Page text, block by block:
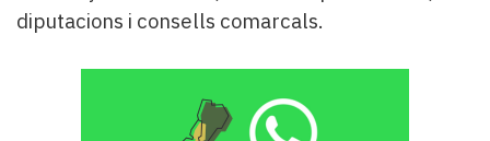
diputacions i consells comarcals.